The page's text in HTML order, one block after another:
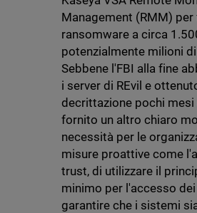
Management (RMM)
ransomware a circa
potenzialmente milioni
Sebbene l'FBI alla fine
i server di REvil e
decrittazione pochi
fornito un altro chiaro
necessità per le
misure proattive come
trust, di utilizzare il
minimo per l'accesso
garantire che i sistemi